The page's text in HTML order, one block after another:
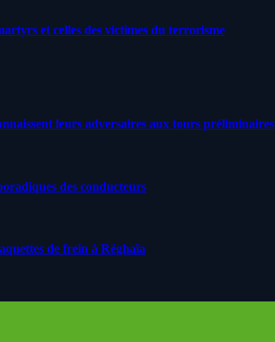
et celles des victimes du terrorisme
leurs adversaires aux tours préliminaires
des conducteurs
de frein à Réghaïa